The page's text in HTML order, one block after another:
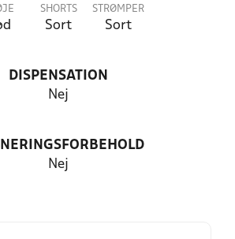
SHORTS
Sort
STRØMPER
Sort
DISPENSATION
Nej
Nej